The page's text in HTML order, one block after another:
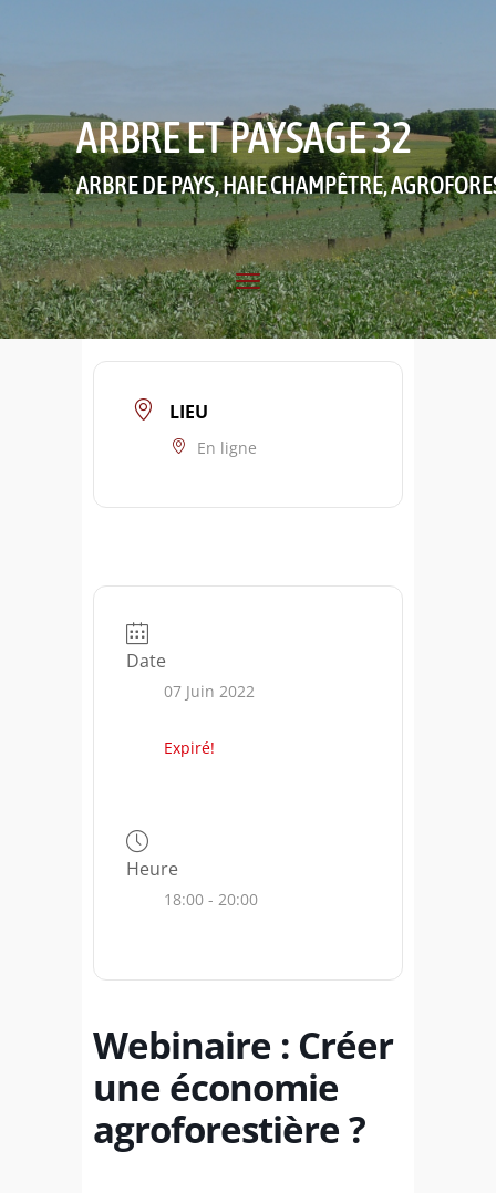
ARBRE ET PAYSAGE 32
ARBRE DE PAYS, HAIE CHAMPÊTRE,
LIEU
En ligne
Date
07 Juin 2022
Expiré!
Heure
18:00 - 20:00
Webinaire : Créer
une économie
agroforestière ?